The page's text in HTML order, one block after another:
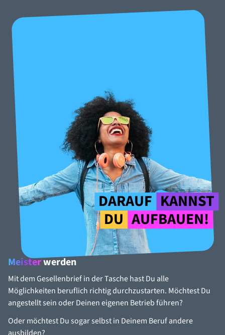
DARAUF KANNST
DU AUFBAUEN!
Meisterwerden
Mit dem Gesellenbrief in der Tasche hast Du alle
Möglichkeiten beruflich richtig durchzustarten. Möchtest Du
angestellt sein oder Deinen eigenen Betrieb führen?
Oder möchtest Du sogar selbst in Deinem Beruf andere